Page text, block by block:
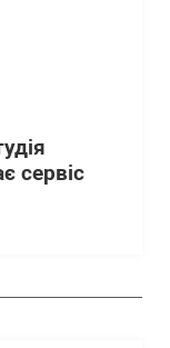
сервіс